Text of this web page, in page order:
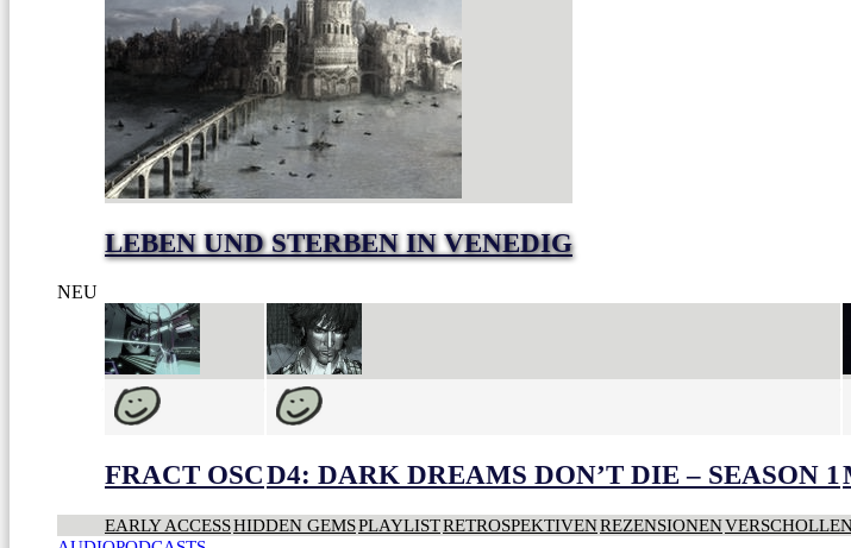
LEBEN UND STERBEN IN VENEDIG
NEU
FRACT OSCD4: DARK DREAMS DON’T DIE – SEASON 1
EARLY ACCESSHIDDEN GEMSPLAYLISTRETROSPEKTIVENREZENSIONEN